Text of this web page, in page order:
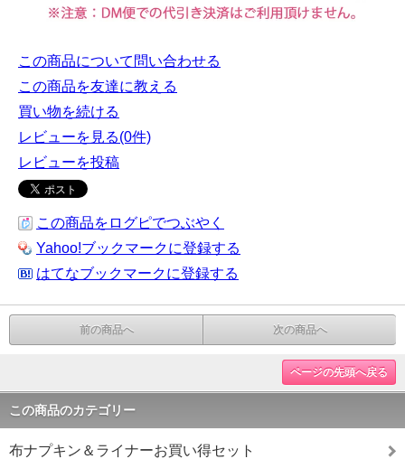
この商品について問い合わせる
この商品を友達に教える
買い物を続ける
レビューを見る(0件)
レビューを投稿
この商品をログピでつぶやく
Yahoo!ブックマークに登録する
はてなブックマークに登録する
前の商品へ 次の商品へ
ページの先頭へ戻る
この商品のカテゴリー
布ナプキン＆ライナーお買い得セット